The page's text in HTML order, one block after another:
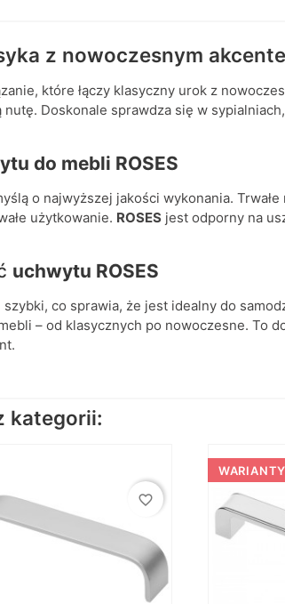
z nowoczesnym
które łączy klasyczny urok z
Doskonale sprawdza się w
do mebli ROSES
o najwyższej jakości wykonania.
użytkowanie. ROSES jest odporny na
uchwytu ROSES
co sprawia, że jest idealny do
– od klasycznych po nowoczesne. To
kategorii:
favorite_border